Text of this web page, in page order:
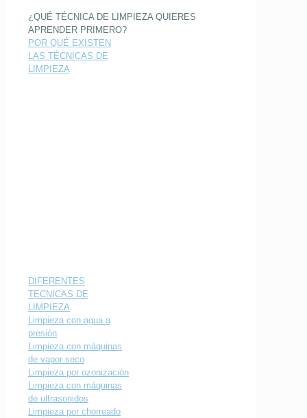
¿QUÉ TÉCNICA DE LIMPIEZA QUIERES
APRENDER PRIMERO?
POR QUÉ EXISTEN
LAS TÉCNICAS DE
LIMPIEZA
DIFERENTES
TECNICAS DE
LIMPIEZA
Limpieza con agua a
presión
Limpieza con máquinas
de vapor seco
Limpieza por ozonización
Limpieza con máquinas
de ultrasonidos
Limpieza por chorreado